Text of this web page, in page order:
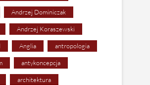
Andrzej Dominiczak
Andrzej Koraszewski
Anglia antropologia
antykoncepcja
architektura